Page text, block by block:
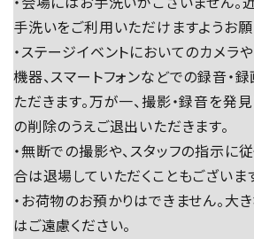
手洗いをご利用いただけますようお願
・ステージイベントにおいてのカメラ
機器、スマートフォンなどでの録音・
ただきます。万が一、撮影・録音を発
の削除のうえご退出いただきます。
・無断での撮影や、スタッフの指示に
合は退場していただくこともございま
・お荷物のお預かりはできません。大
はご遠慮ください。